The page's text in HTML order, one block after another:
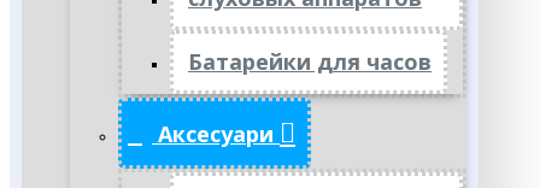
Батарейки для часов
Аксесуари